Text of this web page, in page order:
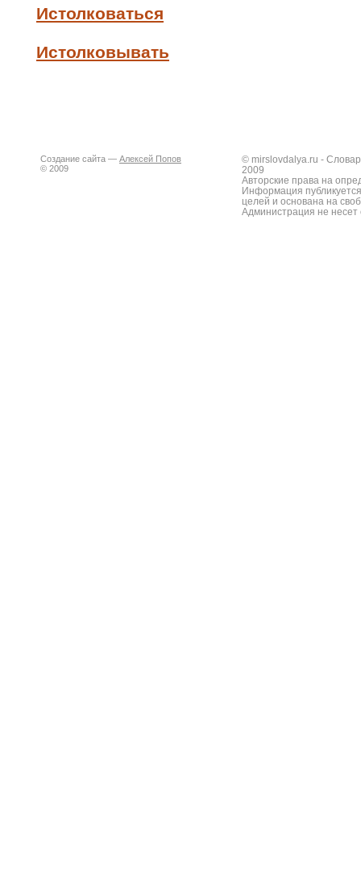
Истолковаться
Истолковывать
Создание сайта — Алексей Попов
© 2009
© mirslovdalya.ru -
2009
Авторские права на
Информация
целей и основана на
Администрация не несет